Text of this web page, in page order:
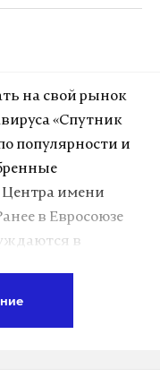
на свой рынок
«Спутник
популярности и
Центра имени
в Евросоюзе
в